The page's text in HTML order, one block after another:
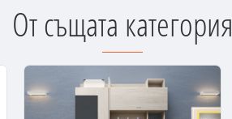
От същата категория